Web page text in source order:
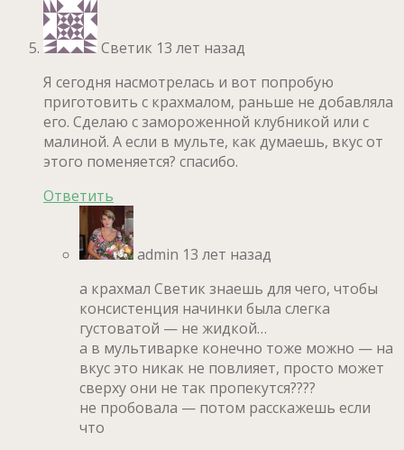
Светик 13 лет назад
Я сегодня насмотрелась и вот попробую
приготовить с крахмалом, раньше не добавляла
его. Сделаю с замороженной клубникой или с
малиной. А если в мульте, как думаешь, вкус от
этого поменяется? спасибо.
Ответить
admin 13 лет назад
а крахмал Светик знаешь для чего, чтобы
консистенция начинки была слегка
густоватой — не жидкой…
а в мультиварке конечно тоже можно — на
вкус это никак не повлияет, просто может
сверху они не так пропекутся????
не пробовала — потом расскажешь если
что